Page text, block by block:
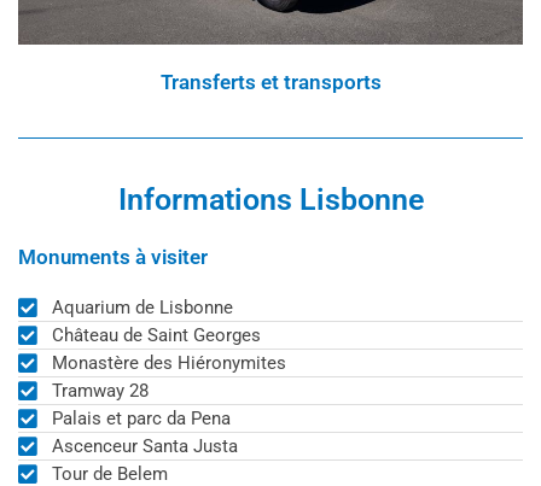
Transferts et transports
Informations Lisbonne
Monuments à visiter
Aquarium de Lisbonne
Château de Saint Georges
Monastère des Hiéronymites
Tramway 28
Palais et parc da Pena
Ascenceur Santa Justa
Tour de Belem